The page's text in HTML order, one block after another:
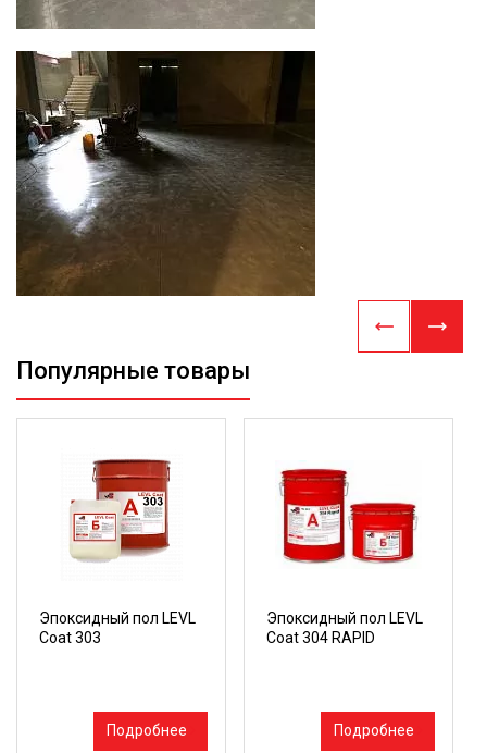
Популярные товары
Эпоксидный пол LEVL
Coat 303
Подробнее
Эпоксидный пол LEVL
Coat 304 RAPID
Подробнее